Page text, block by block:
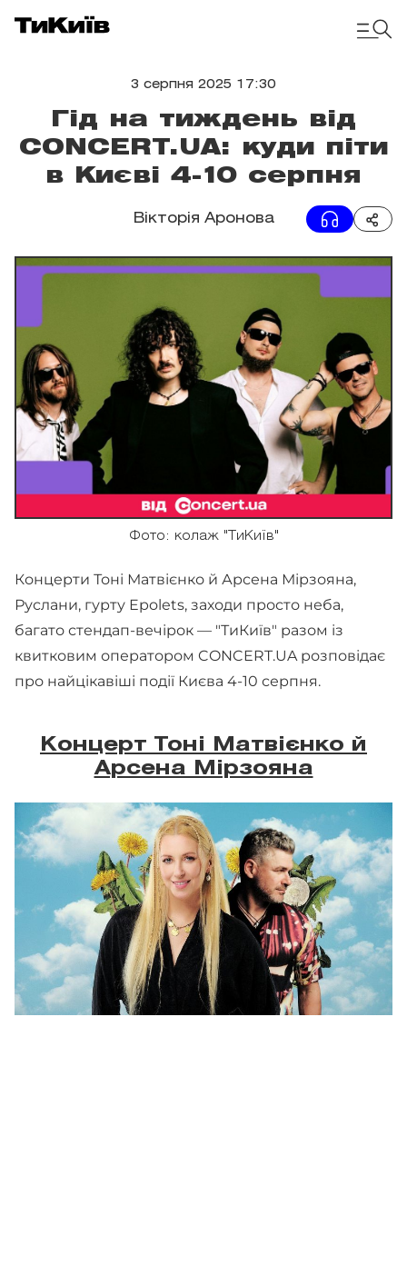
3 серпня 2025 17:30
Гід на тиждень від
CONCERT.UA: куди піти
в Києві 4-10 серпня
Вікторія Аронова
Фото: колаж "ТиКиїв"
Концерти Тоні Матвієнко й Арсена Мірзояна,
Руслани, гурту Epolets, заходи просто неба,
багато стендап-вечірок — "ТиКиїв" разом із
квитковим оператором CONCERT.UA розповідає
про найцікавіші події Києва 4-10 серпня.
Концерт Тоні Матвієнко й
Арсена Мірзояна